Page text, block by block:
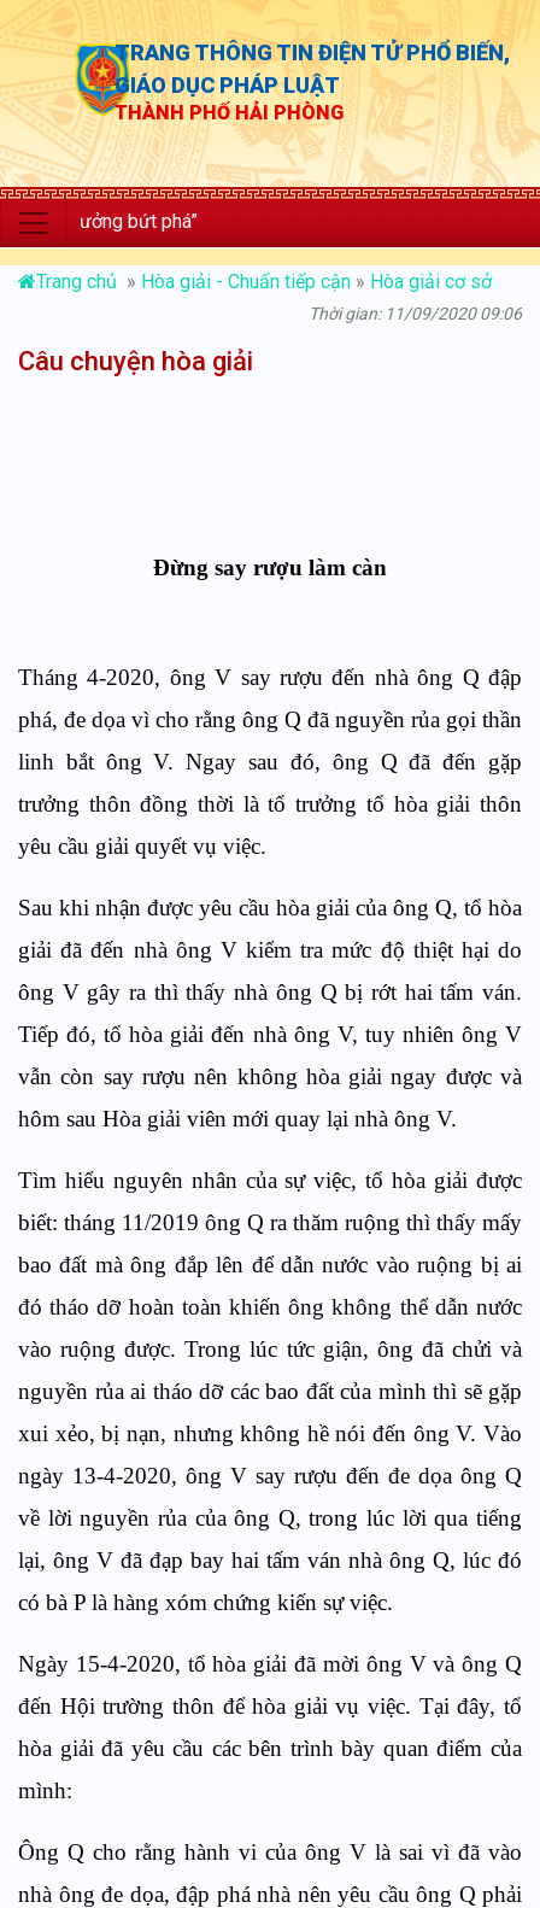
TRANG THÔNG TIN ĐIỆN TỬ PHỔ BIẾN,
GIÁO DỤC PHÁP LUẬT
THÀNH PHỐ HẢI PHÒNG
bứt phá”
Trang chủ » Hòa giải - Chuẩn tiếp cận » Hòa giải cơ sở
Thời gian: 11/09/2020 09:06
Câu chuyện hòa giải
Đừng say rượu làm càn
Tháng 4-2020, ông V say rượu đến nhà ông Q đập
phá, đe dọa vì cho rằng ông Q đã nguyền rủa gọi thần
linh bắt ông V. Ngay sau đó, ông Q đã đến gặp
trưởng thôn đồng thời là tổ trưởng tổ hòa giải thôn
yêu cầu giải quyết vụ việc.
Sau khi nhận được yêu cầu hòa giải của ông Q, tổ hòa
giải đã đến nhà ông V kiểm tra mức độ thiệt hại do
ông V gây ra thì thấy nhà ông Q bị rớt hai tấm ván.
Tiếp đó, tổ hòa giải đến nhà ông V, tuy nhiên ông V
vẫn còn say rượu nên không hòa giải ngay được và
hôm sau Hòa giải viên mới quay lại nhà ông V.
Tìm hiểu nguyên nhân của sự việc, tổ hòa giải được
biết: tháng 11/2019 ông Q ra thăm ruộng thì thấy mấy
bao đất mà ông đắp lên để dẫn nước vào ruộng bị ai
đó tháo dỡ hoàn toàn khiến ông không thể dẫn nước
vào ruộng được. Trong lúc tức giận, ông đã chửi và
nguyền rủa ai tháo dỡ các bao đất của mình thì sẽ gặp
xui xẻo, bị nạn, nhưng không hề nói đến ông V. Vào
ngày 13-4-2020, ông V say rượu đến đe dọa ông Q
về lời nguyền rủa của ông Q, trong lúc lời qua tiếng
lại, ông V đã đạp bay hai tấm ván nhà ông Q, lúc đó
có bà P là hàng xóm chứng kiến sự việc.
Ngày 15-4-2020, tổ hòa giải đã mời ông V và ông Q
đến Hội trường thôn để hòa giải vụ việc. Tại đây, tổ
hòa giải đã yêu cầu các bên trình bày quan điểm của
mình:
Ông Q cho rằng hành vi của ông V là sai vì đã vào
nhà ông đe dọa, đập phá nhà nên yêu cầu ông Q phải